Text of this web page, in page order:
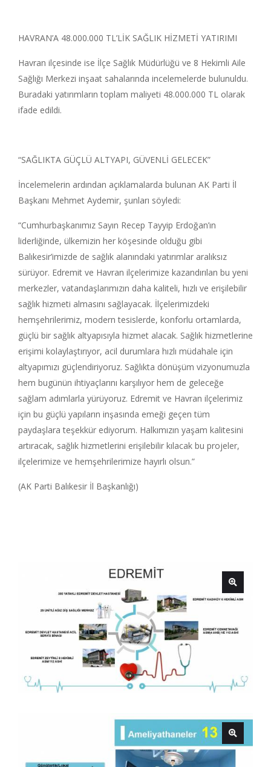
HAVRAN’A 48.000.000 TL’LİK SAĞLIK HİZMETİ YATIRIMI
Havran ilçesinde ise İlçe Sağlık Müdürlüğü ve 8 Hekimli Aile
Sağlığı Merkezi inşaat sahalarında incelemelerde bulunuldu.
Buradaki yatırımların toplam maliyeti 48.000.000 TL olarak
ifade edildi.
“SAĞLIKTA GÜÇLÜ ALTYAPI, GÜVENLİ GELECEK”
İncelemelerin ardından açıklamalarda bulunan AK Parti İl
Başkanı Mehmet Aydemir, şunları söyledi:
“Cumhurbaşkanımız Sayın Recep Tayyip Erdoğan’ın
liderliğinde, ülkemizin her köşesinde olduğu gibi
Balıkesir’imizde de sağlık alanındaki yatırımlar aralıksız
sürüyor. Edremit ve Havran ilçelerimize kazandırılan bu yeni
merkezler, vatandaşlarımızın daha kaliteli, hızlı ve erişilebilir
sağlık hizmeti almasını sağlayacak. İlçelerimizdeki
hemşehrilerimiz, modern tesislerde, konforlu ortamlarda,
güçlü bir sağlık altyapısıyla hizmet alacak. Sağlık hizmetlerine
erişimi kolaylaştırıyor, acil durumlara hızlı müdahale için
altyapımızı güçlendiriyoruz. Sağlıkta dönüşüm vizyonumuzla
hem bugünün ihtiyaçlarını karşılıyor hem de geleceğe
sağlam adımlarla yürüyoruz. Edremit ve Havran ilçelerimiz
için bu güçlü yapıların inşasında emeği geçen tüm
paydaşlara teşekkür ediyorum. Halkımızın yaşam kalitesini
artıracak, sağlık hizmetlerini erişilebilir kılacak bu projeler,
ilçelerimize ve hemşehrilerimize hayırlı olsun.”
(AK Parti Balıkesir İl Başkanlığı)